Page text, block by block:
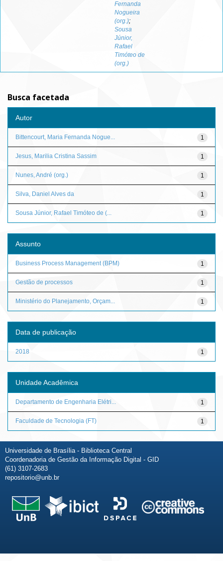
Fernanda
Nogueira
(org.);
Sousa
Júnior,
Rafael
Timóteo de
(org.)
Busca facetada
Autor
1
Bittencourt, Maria Fernanda Nogue...
1
Jesus, Marilia Cristina Sassim
1
Nunes, André (org.)
1
Silva, Daniel Alves da
1
Sousa Júnior, Rafael Timóteo de (...
Assunto
1
Business Process Management (BPM)
1
Gestão de processos
1
Ministério do Planejamento, Orçam...
Data de publicação
1
2018
Unidade Acadêmica
1
Departamento de Engenharia Elétri...
1
Faculdade de Tecnologia (FT)
Universidade de Brasília - Biblioteca Central
Coordenadoria de Gestão da Informação Digital - GID
(61) 3107-2683
repositorio@unb.br